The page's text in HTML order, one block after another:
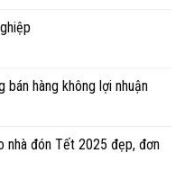
bán hàng không lợi nhuận
đón Tết 2025 đẹp, đơn